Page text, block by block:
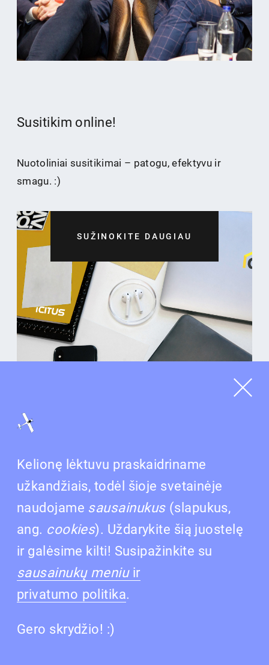
Kelionę lėktuvu praskaidriname
užkandžiais, todėl šioje svetainėje
naudojame sausainukus (slapukus,
ang. cookies). Uždarykite šią juostelę
ir galėsime kilti! Susipažinkite su
sausainukų meniu ir
privatumo politika.
Gero skrydžio! :)
Susitikim online!
Nuotoliniai susitikimai – patogu, efektyvu ir
smagu. :)
SUŽINOKITE DAUGIAU
Naujas CITUS projektas Vilniuje –
„PaJustis“
Sostinės Justiniškių mikrorajone, buvusio
projektą „PaJustis“, kurį sudarys penki triaukščiai
daugiabučiai su 100 butų ir 80 dviejų aukštų
27 d., o namus planuojama pradėti statyti dar